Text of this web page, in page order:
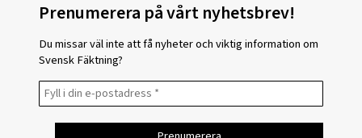
Prenumerera på vårt nyhetsbrev!
Du missar väl inte att få nyheter och viktig information om
Svensk Fäktning?